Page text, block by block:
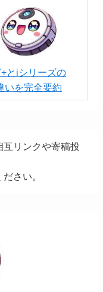
とiシリーズの
いを完全要約
互リンクや寄稿投
さい。